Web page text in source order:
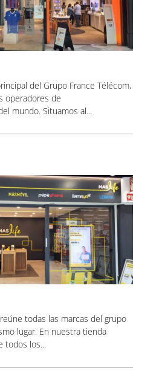
del Grupo France Télécom,
operadores de
mundo. Situamos al...
todas las marcas del grupo
lugar. En nuestra tienda
todos los...